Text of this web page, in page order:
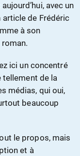
avec un
de Frédéric
à son
ici un concentré
tellement de la
médias, qui oui,
beaucoup
le propos, mais
et à